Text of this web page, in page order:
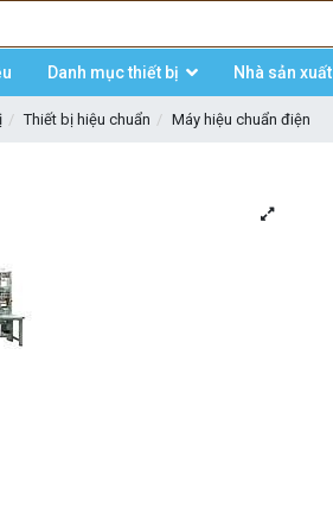
Danh mục thiết bị Nhà sản xuất
Thiết bị hiệu chuẩn Máy hiệu chuẩn điện